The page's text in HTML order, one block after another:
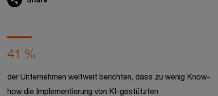
41 %
der Unternehmen weltweit berichten, dass zu wenig Know-
how die Implementierung von KI-gestützten